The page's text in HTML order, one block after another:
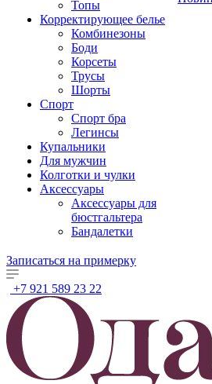
Топы
Корректирующее белье
Комбинезоны
Боди
Корсеты
Трусы
Шорты
Спорт
Спорт бра
Легинсы
Купальники
Для мужчин
Колготки и чулки
Аксессуары
Аксессуары для
бюстгальтера
Бандалетки
Записаться на примерку
+7 921 589 23 22